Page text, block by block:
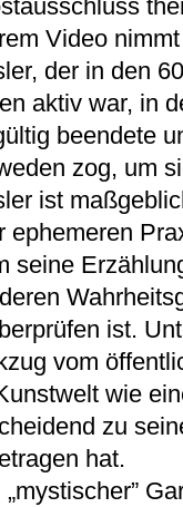
Video
der in den
aktiv war, in
beendete
zog, um
ist
ephemeren
seine
ist.
vom
wie
zu
hat.
„mystischer”